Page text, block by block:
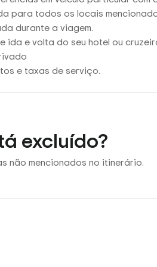
para todos os locais
durante a viagem.
ida e volta do seu hotel ou
e taxas de serviço.
excluído?
não mencionados no itinerário.